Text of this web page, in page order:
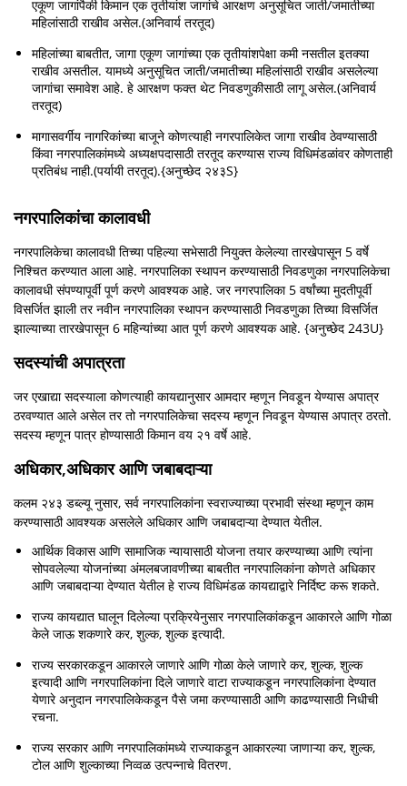
एकूण जागांपैकी किमान एक तृतीयांश जागांचे आरक्षण अनुसूचित जाती/जमातीच्या
महिलांसाठी राखीव असेल.(अनिवार्य तरतूद)
महिलांच्या बाबतीत, जागा एकूण जागांच्या एक तृतीयांशपेक्षा कमी नसतील इतक्या
राखीव असतील. यामध्ये अनुसूचित जाती/जमातीच्या महिलांसाठी राखीव असलेल्या
जागांचा समावेश आहे. हे आरक्षण फक्त थेट निवडणुकीसाठी लागू असेल.(अनिवार्य
तरतूद)
मागासवर्गीय नागरिकांच्या बाजूने कोणत्याही नगरपालिकेत जागा राखीव ठेवण्यासाठी
किंवा नगरपालिकांमध्ये अध्यक्षपदासाठी तरतूद करण्यास राज्य विधिमंडळांवर कोणताही
प्रतिबंध नाही.(पर्यायी तरतूद).{अनुच्छेद २४३S}
नगरपालिकांचा कालावधी
नगरपालिकेचा कालावधी तिच्या पहिल्या सभेसाठी नियुक्त केलेल्या तारखेपासून 5 वर्षे
निश्चित करण्यात आला आहे. नगरपालिका स्थापन करण्यासाठी निवडणुका नगरपालिकेचा
कालावधी संपण्यापूर्वी पूर्ण करणे आवश्यक आहे. जर नगरपालिका 5 वर्षांच्या मुदतीपूर्वी
विसर्जित झाली तर नवीन नगरपालिका स्थापन करण्यासाठी निवडणुका तिच्या विसर्जित
झाल्याच्या तारखेपासून 6 महिन्यांच्या आत पूर्ण करणे आवश्यक आहे. {अनुच्छेद 243U}
सदस्यांची अपात्रता
जर एखाद्या सदस्याला कोणत्याही कायद्यानुसार आमदार म्हणून निवडून येण्यास अपात्र
ठरवण्यात आले असेल तर तो नगरपालिकेचा सदस्य म्हणून निवडून येण्यास अपात्र ठरतो.
सदस्य म्हणून पात्र होण्यासाठी किमान वय २१ वर्षे आहे.
अधिकार,अधिकार आणि जबाबदाऱ्या
कलम २४३ डब्ल्यू नुसार, सर्व नगरपालिकांना स्वराज्याच्या प्रभावी संस्था म्हणून काम
करण्यासाठी आवश्यक असलेले अधिकार आणि जबाबदाऱ्या देण्यात येतील.
आर्थिक विकास आणि सामाजिक न्यायासाठी योजना तयार करण्याच्या आणि त्यांना
सोपवलेल्या योजनांच्या अंमलबजावणीच्या बाबतीत नगरपालिकांना कोणते अधिकार
आणि जबाबदाऱ्या देण्यात येतील हे राज्य विधिमंडळ कायद्याद्वारे निर्दिष्ट करू शकते.
राज्य कायद्यात घालून दिलेल्या प्रक्रियेनुसार नगरपालिकांकडून आकारले आणि गोळा
केले जाऊ शकणारे कर, शुल्क, शुल्क इत्यादी.
राज्य सरकारकडून आकारले जाणारे आणि गोळा केले जाणारे कर, शुल्क, शुल्क
इत्यादी आणि नगरपालिकांना दिले जाणारे वाटा राज्याकडून नगरपालिकांना देण्यात
येणारे अनुदान नगरपालिकेकडून पैसे जमा करण्यासाठी आणि काढण्यासाठी निधीची
रचना.
राज्य सरकार आणि नगरपालिकांमध्ये राज्याकडून आकारल्या जाणाऱ्या कर, शुल्क,
टोल आणि शुल्काच्या निव्वळ उत्पन्नाचे वितरण.